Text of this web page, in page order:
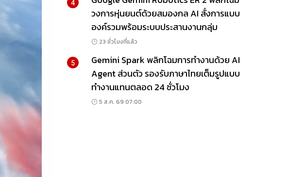
4
วงการหุ่นยนต์ด้วยสมองกล AI สั่งการแบบ
องค์รวมพร้อมระบบประสานงานกลุ่ม
23 ชั่วโมงที่แล้ว
5
Gemini Spark พลิกโฉมการทำงานด้วย AI
Agent ส่วนตัว รองรับภาษาไทยเต็มรูปแบบ
ทำงานแทนตลอด 24 ชั่วโมง
5 ส.ค. 69 07:00